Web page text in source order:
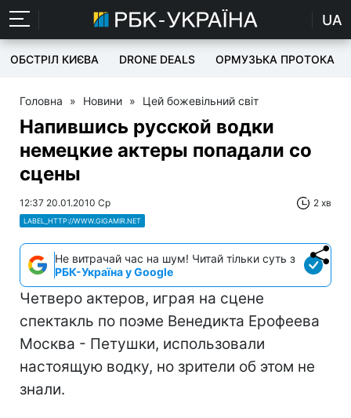
UA
ОБСТРІЛ КИЄВА DRONE DEALS ОРМУЗЬКА ПРОТОКА
Головна » Новини » Цей божевільний світ
Напившись русской водки
немецкие актеры попадали со
сцены
12:37 20.01.2010 Ср 2 хв
LABEL_HTTP://WWW.GIGAMIR.NET
Не витрачай час на шум! Читай тільки суть з
РБК-Україна у Google
Четверо актеров, играя на сцене
спектакль по поэме Венедикта Ерофеева
Москва - Петушки, использовали
настоящую водку, но зрители об этом не
знали.